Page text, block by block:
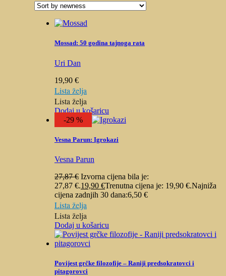
Mossad: 50 godina tajnoga rata
Uri Dan
19,90 €
Lista želja
Lista želja
Dodaj u košaricu
-29 %
Vesna Parun: Igrokazi
Vesna Parun
27,87€ Izvorna cijena bila je:
27,87 €.19,90 €Trenutna cijena je: 19,90 €.Najniža
cijena zadnjih 30 dana:6,50 €
Lista želja
Lista želja
Dodaj u košaricu
Povijest grčke filozofije – Raniji predsokratovci i
pitagorovci